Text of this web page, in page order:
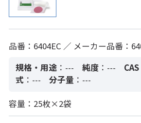
品番：6404EC ／ メーカー品番：
規格・用途 ：--- 純度：---
式 ：--- 分子量 ：---
容量：25枚×2袋